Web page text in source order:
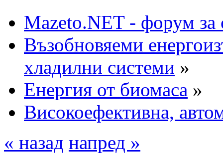
Mazeto.NET - форум за
Възобновяеми
хладилни системи »
Енергия от биомаса »
Високоефективна,
« назад напред »